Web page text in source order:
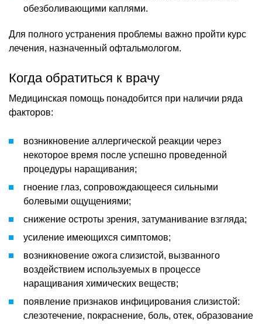
обезболивающими каплями.
Для полного устранения проблемы важно пройти курс
лечения, назначенный офтальмологом.
Когда обратиться к врачу
Медицинская помощь понадобится при наличии ряда
факторов:
возникновение аллергической реакции через
некоторое время после успешно проведенной
процедуры наращивания;
гноение глаз, сопровождающееся сильными
болевыми ощущениями;
снижение остроты зрения, затуманивание взгляда;
усиление имеющихся симптомов;
возникновение ожога слизистой, вызванного
воздействием используемых в процессе
наращивания химических веществ;
появление признаков инфицирования слизистой:
слезотечение, покраснение, боль, отек, образование